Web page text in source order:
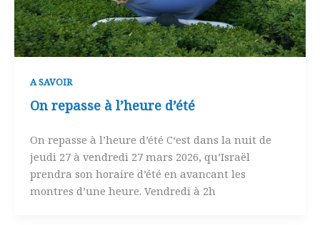
A SAVOIR
On repasse à l’heure d’été
On repasse à l’heure d’été C‘est dans la nuit de
jeudi 27 à vendredi 27 mars 2026, qu’Israël
prendra son horaire d’été en avancant les
montres d’une heure. Vendredi à 2h